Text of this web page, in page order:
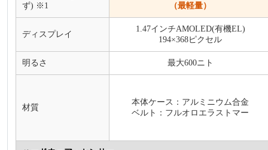
ず) ※1
（最軽量）
ディスプレイ
1.47インチAMOLED(有機EL)
194×368ピクセル
明るさ 最大600ニト
材質
本体ケース：アルミニウム合金
ベルト：フルオロエラストマー